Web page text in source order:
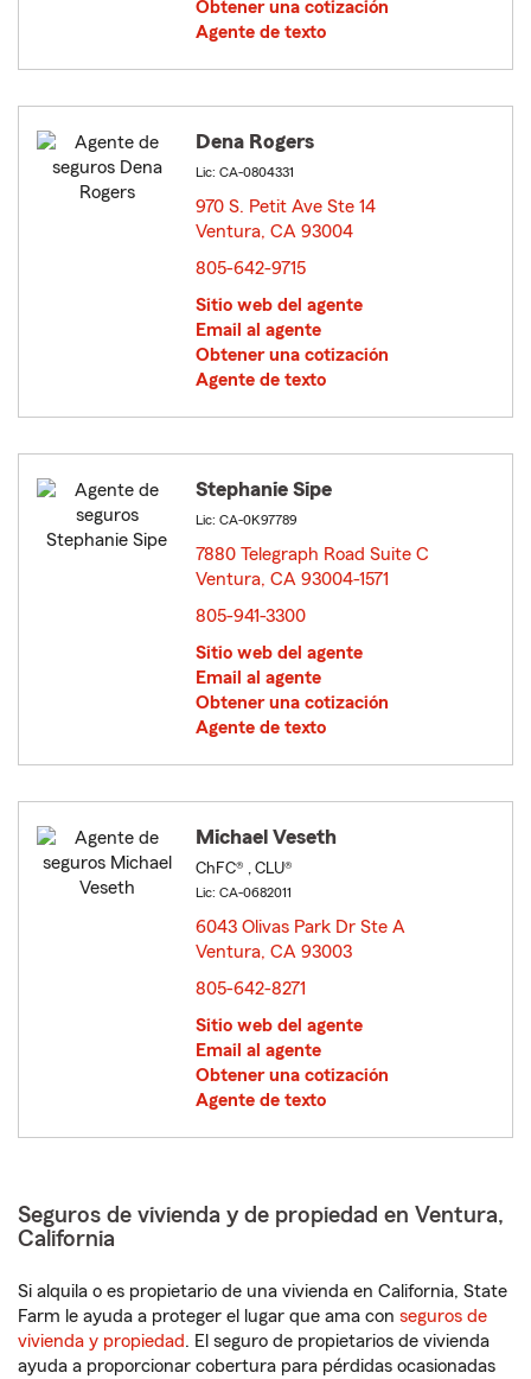
Obtener una cotización
Agente de texto
Dena Rogers
Lic: CA-0804331
970 S. Petit Ave Ste 14
Ventura, CA 93004
805-642-9715
Sitio web del agente
Email al agente
Obtener una cotización
Agente de texto
Stephanie Sipe
Lic: CA-0K97789
7880 Telegraph Road Suite C
Ventura, CA 93004-1571
805-941-3300
Sitio web del agente
Email al agente
Obtener una cotización
Agente de texto
Michael Veseth
ChFC® , CLU®
Lic: CA-0682011
6043 Olivas Park Dr Ste A
Ventura, CA 93003
805-642-8271
Sitio web del agente
Email al agente
Obtener una cotización
Agente de texto
Seguros de vivienda y de propiedad en Ventura,
California
Si alquila o es propietario de una vivienda en California, State
Farm le ayuda a proteger el lugar que ama con seguros de
vivienda y propiedad. El seguro de propietarios de vivienda
ayuda a proporcionar cobertura para pérdidas ocasionadas